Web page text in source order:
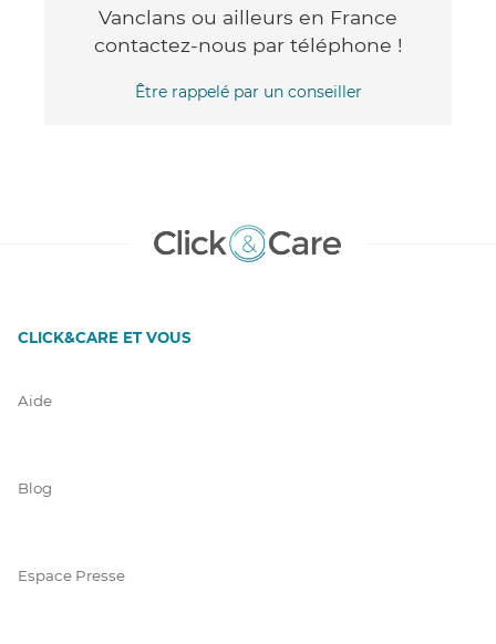
Vanclans ou ailleurs en France
contactez-nous par téléphone !
Être rappelé par un conseiller
CLICK&CARE ET VOUS
Aide
Blog
Espace Presse